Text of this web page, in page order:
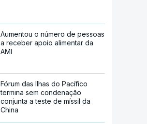
Aumentou o número de pessoas
a receber apoio alimentar da
AMI
Fórum das Ilhas do Pacífico
termina sem condenação
conjunta a teste de míssil da
China